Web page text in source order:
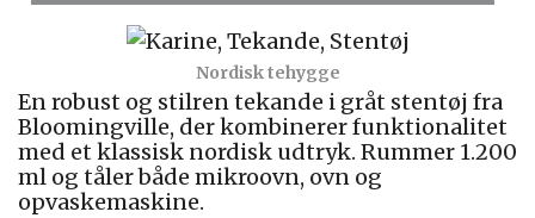
Nordisk tehygge
En robust og stilren tekande i gråt stentøj fra
Bloomingville, der kombinerer funktionalitet
med et klassisk nordisk udtryk. Rummer 1.200
ml og tåler både mikroovn, ovn og
opvaskemaskine.